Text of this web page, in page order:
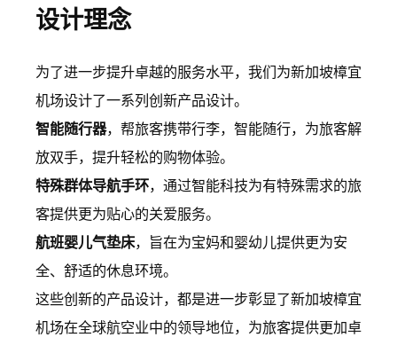
设计理念
为了进一步提升卓越的服务水平，我们为新加坡樟宜
机场设计了一系列创新产品设计。
智能随行器，帮旅客携带行李，智能随行，为旅客解
放双手，提升轻松的购物体验。
特殊群体导航手环，通过智能科技为有特殊需求的旅
客提供更为贴心的关爱服务。
航班婴儿气垫床，旨在为宝妈和婴幼儿提供更为安
全、舒适的休息环境。
这些创新的产品设计，都是进一步彰显了新加坡樟宜
机场在全球航空业中的领导地位，为旅客提供更加卓